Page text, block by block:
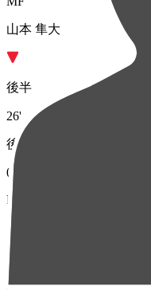
山本 隼大
後半
26'
後半
0'
MF
大本 祐槻
MF